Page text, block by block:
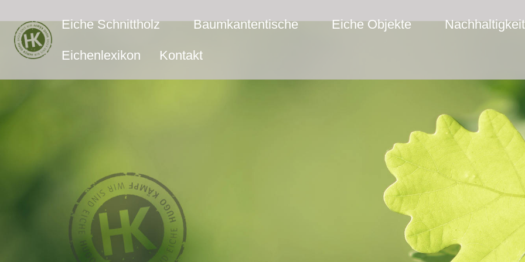
Eiche Schnittholz Baumkantentische Eiche Objekte Nachhaltigkeit
Eichenlexikon Kontakt